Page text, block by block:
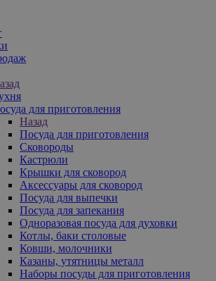
для приготовления
Назад
Посуда для приготовления
Сковороды
Кастрюли
Крышки для сковород
Аксессуары для сковород
Посуда для выпечки
Посуда для запекания
Одноразовая посуда для духовки
Котлы, баки столовые
Ковши, молочники
Казаны, утятницы металл
Наборы посуды для приготовления